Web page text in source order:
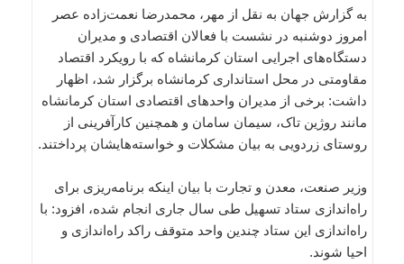
به گزارش جهان به نقل از مهر، محمدرضا نعمت‌زاده عصر
امروز دوشنبه در نشست با فعالان اقتصادی و مدیران
دستگاه‌های اجرایی استان کرمانشاه که با رویکرد اقتصاد
مقاومتی در محل استانداری کرمانشاه برگزار شد، اظهار
داشت: برخی از مدیران واحدهای اقتصادی استان کرمانشاه
مانند روژین تاک، سیمان سامان و همچنین کارآفرینی از
روستای زردویی به بیان مشکلات و خواسته‌هایشان پرداختند.
وزیر صنعت، معدن و تجارت با بیان اینکه برنامه‌ریزی برای
راه‌اندازی ستاد تسهیل طی سال جاری انجام شده، افزود: با
راه‌اندازی این ستاد چندین واحد متوقف راکد راه‌اندازی و
احیا شوند.